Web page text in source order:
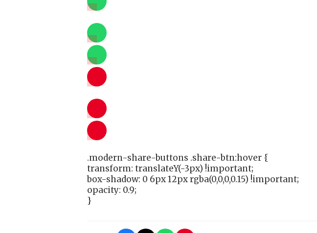
.modern-share-buttons .share-btn:hover {
transform: translateY(-3px) !important;
box-shadow: 0 6px 12px rgba(0,0,0,0.15) !important;
opacity: 0.9;
}